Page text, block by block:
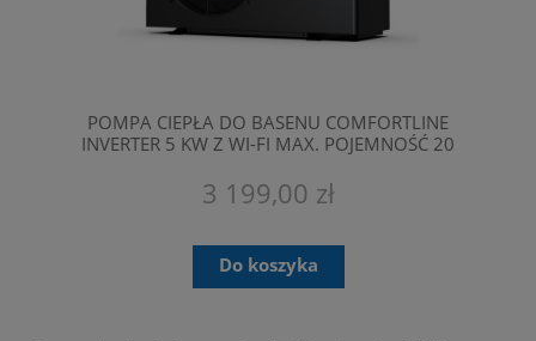
POMPA CIEPŁA DO BASENU COMFORTLINE
INVERTER 5 KW Z WI-FI MAX. POJEMNOŚĆ 20
BPNR05
3 199,00 zł
Do koszyka